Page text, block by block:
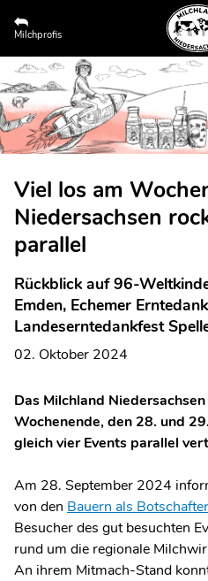
Milchprofis
Viel los am
Niedersachsen
parallel
Rückblick auf 96-
Emden, Echemer
Landeserntedankfest
02. Oktober 2024
Das Milchland
Wochenende, den 28. und
gleich vier Events parallel
Am 28. September 2024
von den Bauern als Botschafter
Besucher des gut besuchten
rund um die regionale
An ihrem Mitmach-Stand